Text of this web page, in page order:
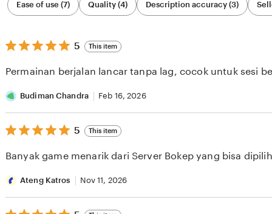
by
category
Ease of use (7) Quality (4) Description accuracy (3)
5
out
5
5 This item
Permainan berjalan lancar tanpa lag, cocok untuk sesi
Budiman Chandra Feb 16, 2026
5
out
5
5 This item
Banyak game menarik dari Server Bokep yang bisa
Ateng Katros Nov 11, 2026